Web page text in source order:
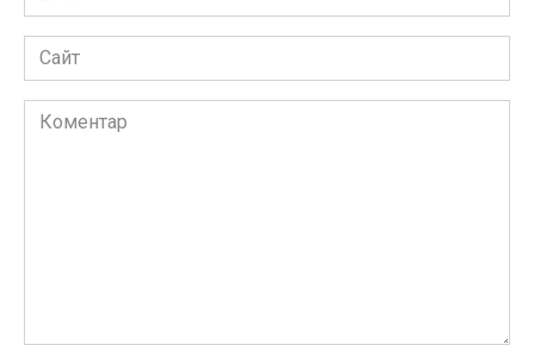
*
Сайт
Коментар